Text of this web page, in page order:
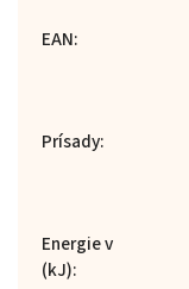
EAN:
Prísady:
Energie v
(kJ):